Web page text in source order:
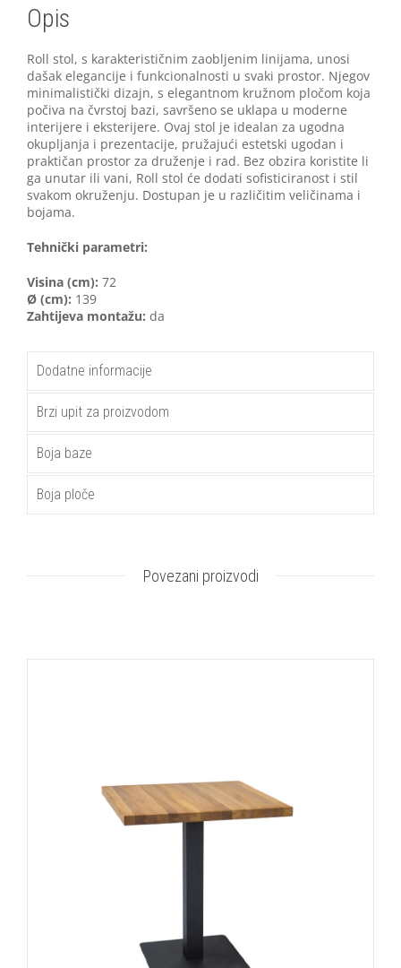
Opis
Roll stol, s karakterističnim zaobljenim linijama, unosi
dašak elegancije i funkcionalnosti u svaki prostor. Njegov
minimalistički dizajn, s elegantnom kružnom pločom koja
počiva na čvrstoj bazi, savršeno se uklapa u moderne
interijere i eksterijere. Ovaj stol je idealan za ugodna
okupljanja i prezentacije, pružajući estetski ugodan i
praktičan prostor za druženje i rad. Bez obzira koristite li
ga unutar ili vani, Roll stol će dodati sofisticiranost i stil
svakom okruženju. Dostupan je u različitim veličinama i
bojama.
Tehnički parametri:
Visina (cm): 72
Ø (cm): 139
Zahtijeva montažu: da
Dodatne informacije
Brzi upit za proizvodom
Boja baze
Boja ploče
Povezani proizvodi